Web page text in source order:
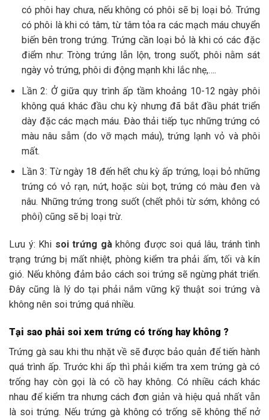
có phôi hay chưa, nếu không có phôi sẽ bị loại bỏ. Trứng
có phôi là khi có tâm, từ tâm tỏa ra các mạch máu chuyển
biến bên trong trứng. Trứng cần loại bỏ là khi có các đặc
điểm như: Tròng trứng lẫn lộn, trong suốt, phôi nằm sát
ngày vỏ trứng, phôi di động mạnh khi lắc nhẹ,….
Lần 2: Ở giữa quy trình ấp tầm khoảng 10-12 ngày phôi
không quá khác đầu chu kỳ nhưng đã bắt đầu phát triển
dày đặc các mạch máu. Đào thải tiếp tục những trứng có
màu nâu sẫm (do vỡ mạch máu), trứng lạnh vỏ và phôi
mất.
Lần 3: Từ ngày 18 đến hết chu kỳ ấp trứng, loại bỏ những
trứng có vỏ rạn, nứt, hoặc sùi bọt, trứng có màu đen và
nâu. Những trứng trong suốt (chết phôi từ sớm, không có
phôi) cũng sẽ bị loại trừ.
Lưu ý: Khi soi trứng gàkhông được soi quá lâu, tránh tình
trạng trứng bị mất nhiệt, phòng kiểm tra phải ấm, tối và kín
gió. Nếu không đảm bảo cách soi trứng sẽ ngừng phát triển.
Đây cũng là lý do tại phải nắm vững kỹ thuật soi trứng và
không nên soi trứng quá nhiều.
Tại sao phải soi xem trứng có trống hay không ?
Trứng gà sau khi thu nhặt về sẽ được bảo quản để tiến hành
quá trình ấp. Trước khi ấp thì phải kiểm tra xem trứng gà có
trống hay còn gọi là có cồ hay không. Có nhiều cách khác
nhau để kiểm tra nhưng cách đơn giản và hiệu quả nhất vẫn
là soi trứng. Nếu trứng gà không có trống sẽ không thể nở